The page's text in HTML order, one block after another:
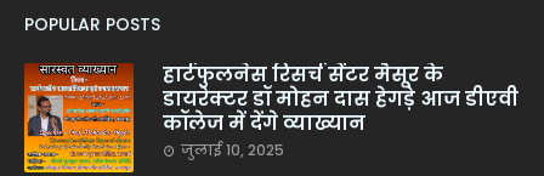
POPULAR POSTS
हार्टफुलनेस रिसर्च सेंटर मैसूर के
डायरेक्टर डॉ मोहन दास हेगड़े आज डीएवी
कॉलेज में देंगे व्याख्यान
जुलाई 10, 2025